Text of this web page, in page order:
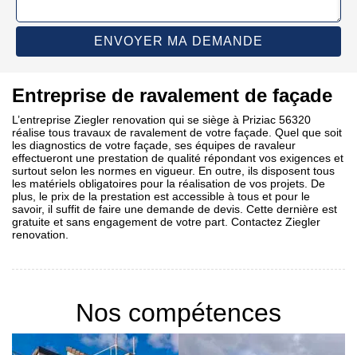
Entreprise de ravalement de façade
L’entreprise Ziegler renovation qui se siège à Priziac 56320
réalise tous travaux de ravalement de votre façade. Quel que soit
les diagnostics de votre façade, ses équipes de ravaleur
effectueront une prestation de qualité répondant vos exigences et
surtout selon les normes en vigueur. En outre, ils disposent tous
les matériels obligatoires pour la réalisation de vos projets. De
plus, le prix de la prestation est accessible à tous et pour le
savoir, il suffit de faire une demande de devis. Cette dernière est
gratuite et sans engagement de votre part. Contactez Ziegler
renovation.
Nos compétences